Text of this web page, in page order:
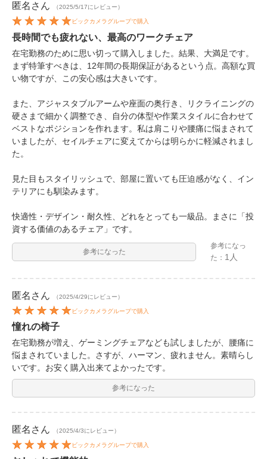
匿名 さん （2025/5/17にレビュー）
ビックカメラグループで購入
長時間でも疲れない、最高のワークチェア
在宅勤務のために思い切って購入しました。結果、大満足です。
まず特筆すべきは、12年間の長期保証があるという点。高額な買
い物ですが、この安心感は大きいです。
また、アジャスタブルアームや座面の奥行き、リクライニングの
硬さまで細かく調整でき、自分の体型や作業スタイルに合わせて
ベストなポジションを作れます。私は肩こりや腰痛に悩まされて
いましたが、セイルチェアに変えてからは明らかに軽減されまし
た。
見た目もスタイリッシュで、部屋に置いても圧迫感がなく、イン
テリアにも馴染みます。
快適性・デザイン・耐久性、どれをとっても一級品。まさに「投
資する価値のあるチェア」です。
参考になった
参考になっ
た： 1人
匿名 さん （2025/4/29にレビュー）
ビックカメラグループで購入
憧れの椅子
在宅勤務が増え、ゲーミングチェアなども試しましたが、腰痛に
悩まされていました。さすが、ハーマン、疲れません。素晴らし
いです。お安く購入出来てよかったです。
参考になった
匿名 さん （2025/4/3にレビュー）
ビックカメラグループで購入